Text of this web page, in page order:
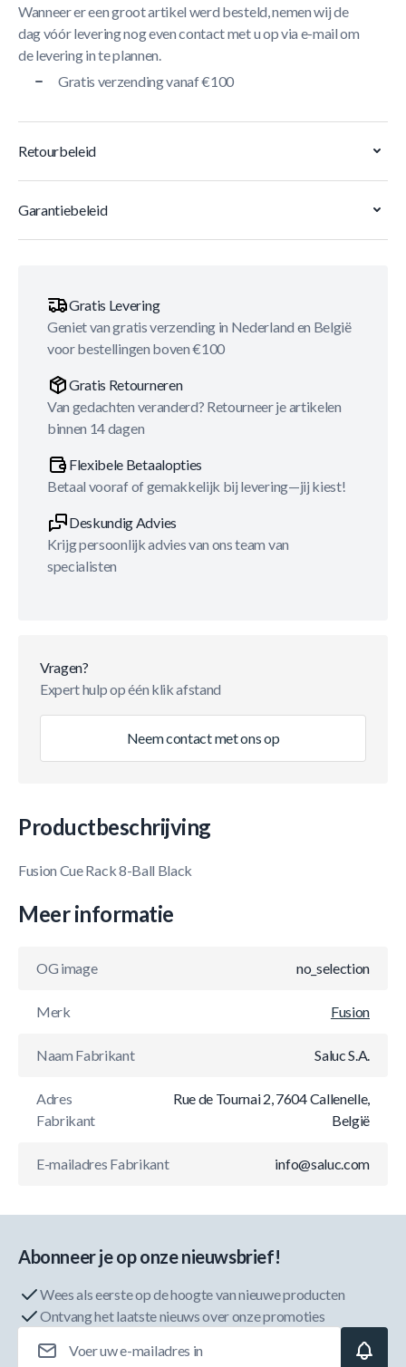
Wanneer er een groot artikel werd besteld, nemen wij de
dag vóór levering nog even contact met u op via e-mail om
de levering in te plannen.
Gratis verzending vanaf €100
Retourbeleid
Garantiebeleid
Gratis Levering
Geniet van gratis verzending in Nederland en België
voor bestellingen boven €100
Gratis Retourneren
Van gedachten veranderd? Retourneer je artikelen
binnen 14 dagen
Flexibele Betaalopties
Betaal vooraf of gemakkelijk bij levering—jij kiest!
Deskundig Advies
Krijg persoonlijk advies van ons team van
specialisten
Vragen?
Expert hulp op één klik afstand
Neem contact met ons op
Productbeschrijving
Fusion Cue Rack 8-Ball Black
Meer informatie
OG image no_selection
Merk Fusion
Naam Fabrikant Saluc S.A.
Adres
Fabrikant
Rue de Tournai 2, 7604 Callenelle,
België
E-mailadres Fabrikant info@saluc.com
Abonneer je op onze nieuwsbrief!
Wees als eerste op de hoogte van nieuwe producten
Ontvang het laatste nieuws over onze promoties